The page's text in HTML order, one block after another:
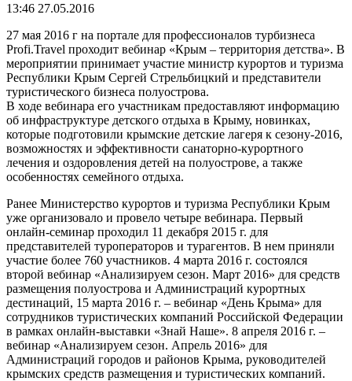
13:46 27.05.2016
27 мая 2016 г на портале для профессионалов турбизнеса
Profi.Travel проходит вебинар «Крым – территория детства». В
мероприятии принимает участие министр курортов и туризма
Республики Крым Сергей Стрельбицкий и представители
туристического бизнеса полуострова.
В ходе вебинара его участникам предоставляют информацию
об инфраструктуре детского отдыха в Крыму, новинках,
которые подготовили крымские детские лагеря к сезону-2016,
возможностях и эффективности санаторно-курортного
лечения и оздоровления детей на полуострове, а также
особенностях семейного отдыха.
Ранее Министерство курортов и туризма Республики Крым
уже организовало и провело четыре вебинара. Первый
онлайн-семинар проходил 11 декабря 2015 г. для
представителей туроператоров и турагентов. В нем приняли
участие более 760 участников. 4 марта 2016 г. состоялся
второй вебинар «Анализируем сезон. Март 2016» для средств
размещения полуострова и Администраций курортных
дестинаций, 15 марта 2016 г. – вебинар «День Крыма» для
сотрудников туристических компаний Российской Федерации
в рамках онлайн-выставки «Знай Наше». 8 апреля 2016 г. –
вебинар «Анализируем сезон. Апрель 2016» для
Администраций городов и районов Крыма, руководителей
крымских средств размещения и туристических компаний.